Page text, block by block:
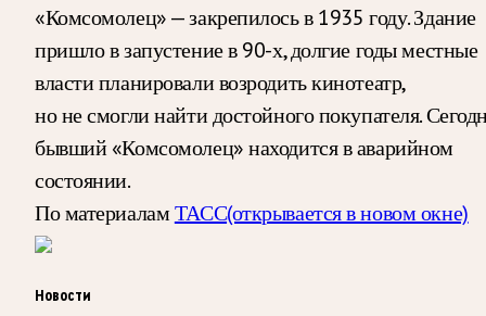
«Комсомолец» — закрепилось в 1935 году. Здание
пришло в запустение в 90-х, долгие годы местные
власти планировали возродить кинотеатр,
но не смогли найти достойного покупателя.
бывший «Комсомолец» находится в аварийном
состоянии.
По материаламТАСС(открывается в новом окне)
Новости